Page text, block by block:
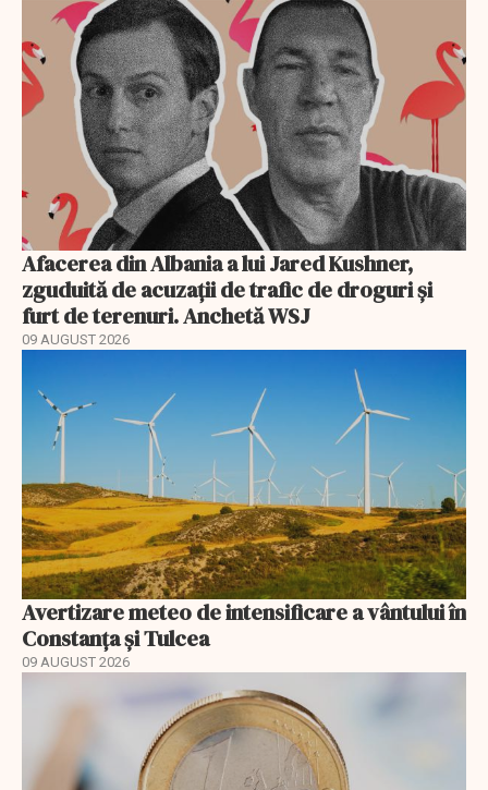
Afacerea din Albania a lui Jared Kushner,
zguduită de acuzații de trafic de droguri și
furt de terenuri. Anchetă WSJ
09 AUGUST 2026
Avertizare meteo de intensificare a vântului în
Constanța și Tulcea
09 AUGUST 2026